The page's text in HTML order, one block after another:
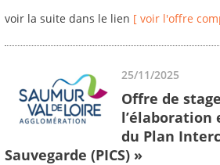
voir la suite dans le lien [ voir l'offre
25/11/2025
Offre de
l’élaboration
du Plan
Sauvegarde (PICS) »